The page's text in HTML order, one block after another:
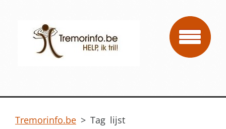
Tremorinfo.be > Tag lijst